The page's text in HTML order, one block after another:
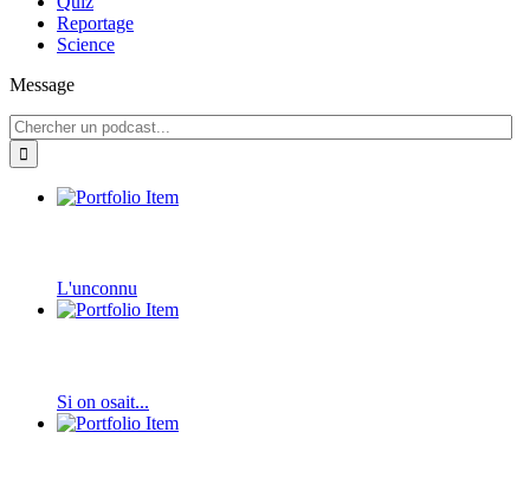
Reportage
Science
Message
L'unconnu
Si on osait...